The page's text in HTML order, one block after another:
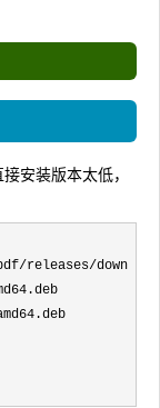
安装版本太低，
releases/down